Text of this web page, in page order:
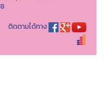
ติดตามได้ทาง